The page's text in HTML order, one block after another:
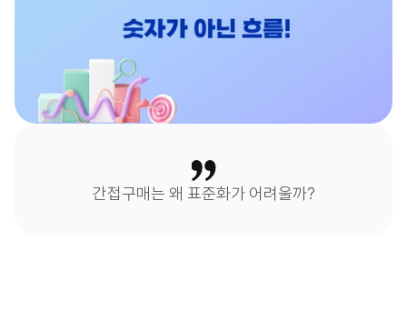
간접구매는 왜 표준화가 어려울까?